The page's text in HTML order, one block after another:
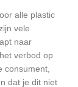
alle plastic
vele
naar
verbod op
consument,
dat je dit niet